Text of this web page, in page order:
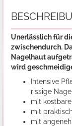
Unerlässlich für
zwischendurch.
Nagelhaut
wird
Intensive
rissige
mit
mit
mit